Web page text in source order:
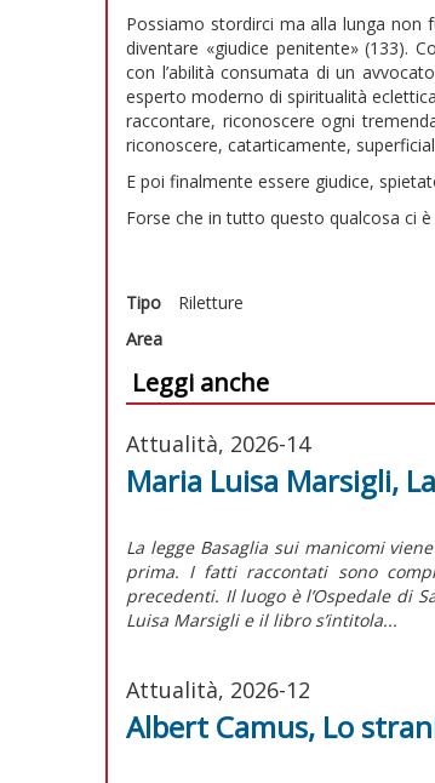
Possiamo stordirci ma alla lunga non
diventare «giudice penitente» (133).
con l’abilità consumata di un
esperto moderno di spiritualità
raccontare, riconoscere ogni
riconoscere, catarticamente,
E poi finalmente essere giudice,
Forse che in tutto questo qualcosa ci
Tipo Riletture
Area
Leggi anche
Attualità, 2026-14
Maria Luisa Marsigli,
La legge Basaglia sui manicomi
prima. I fatti raccontati sono
precedenti. Il luogo è l’Ospedale di
Luisa Marsigli e il libro s’intitola...
Attualità, 2026-12
Albert Camus, Lo